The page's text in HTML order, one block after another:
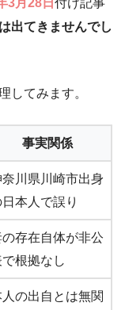
3月28日 付け記事
出てきませんでし
してみます。
事実関係
奈川県川崎市出身
本人で誤り
の存在自体が非公
根拠なし
の出自とは無関